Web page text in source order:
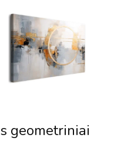
geometriniai